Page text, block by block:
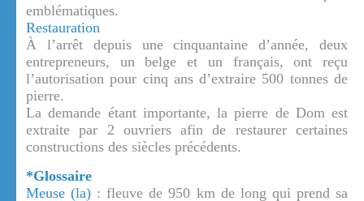
emblématiques.
Restauration
À l’arrêt depuis une cinquantaine d’année, deux
entrepreneurs, un belge et un français, ont reçu
l’autorisation pour cinq ans d’extraire 500 tonnes de
pierre.
La demande étant importante, la pierre de Dom est
extraite par 2 ouvriers afin de restaurer certaines
constructions des siècles précédents.
*Glossaire
Meuse (la) : fleuve de 950 km de long qui prend sa